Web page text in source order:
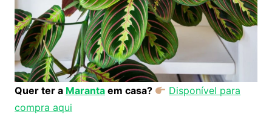
Quer ter a Maranta em casa?
Disponível para
compra aqui